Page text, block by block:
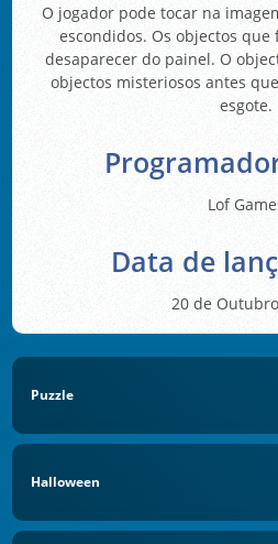
O jogador pode tocar na
escondidos. Os objectos
desaparecer do painel. O
objectos misteriosos antes
esgote.
Lof
Data de
20 de
Puzzle
Halloween